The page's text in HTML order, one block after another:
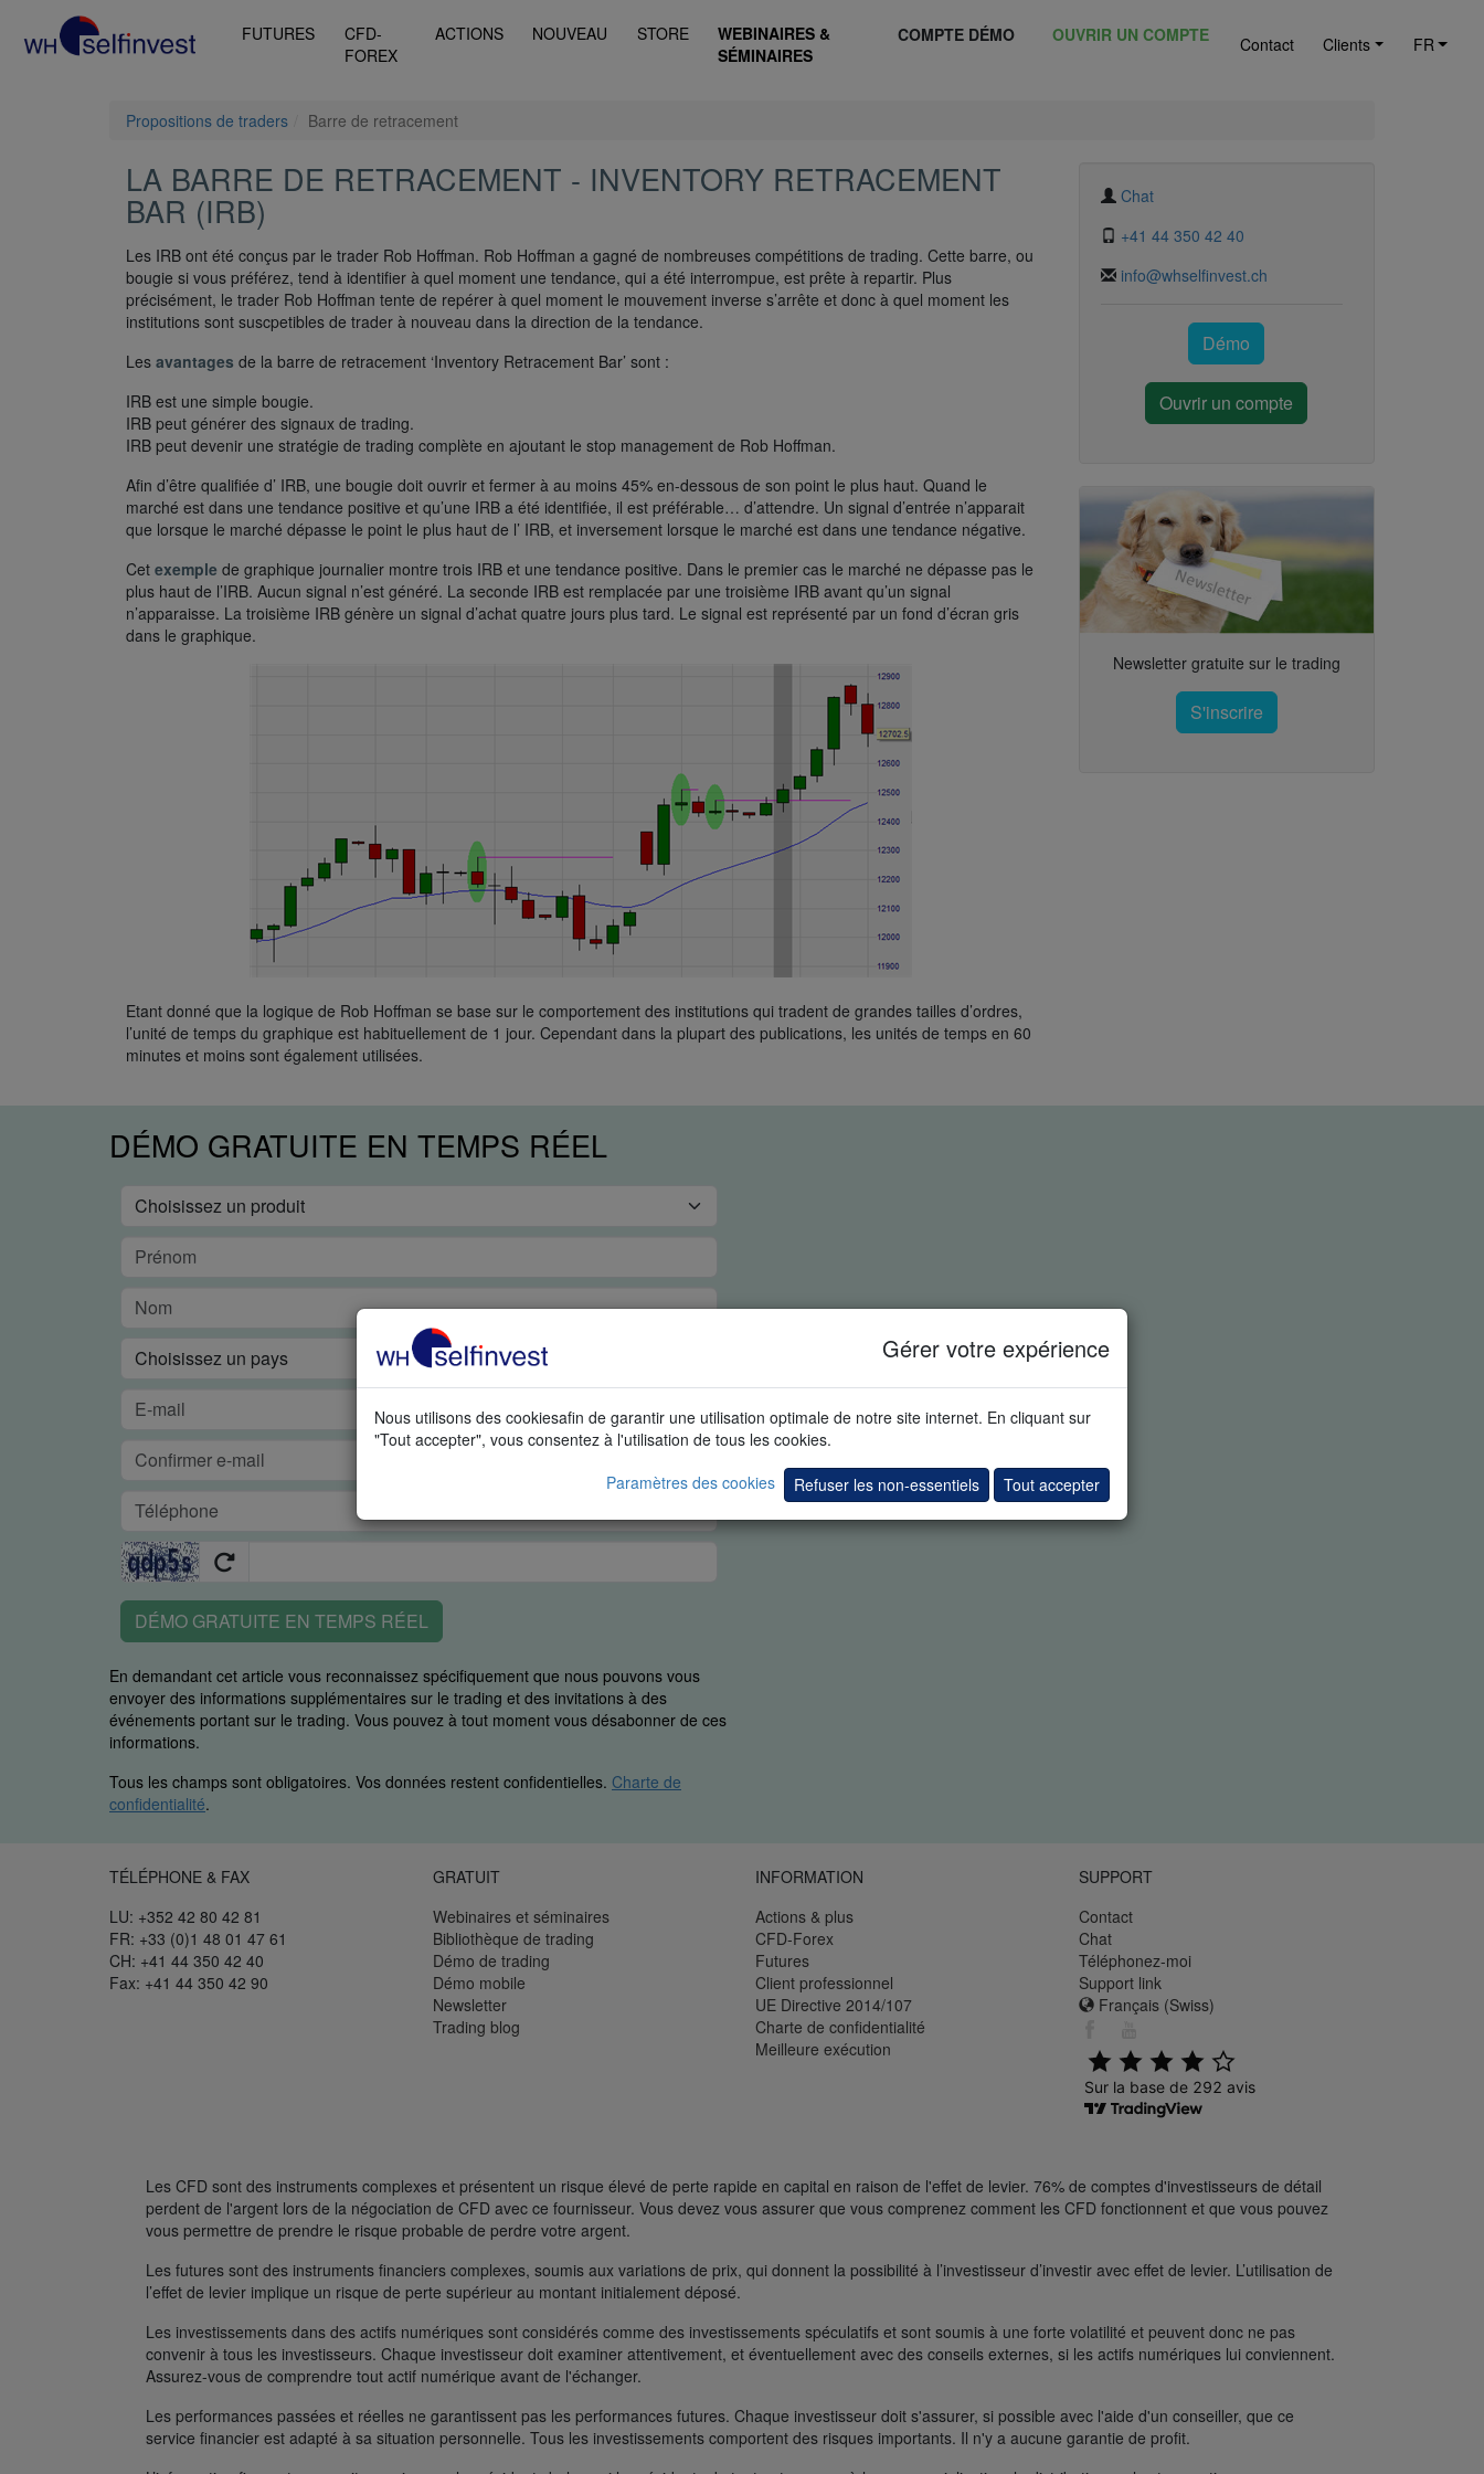
FUTURES
CFD-
FOREX
ACTIONS NOUVEAU STORE
WEBINAIRES &
SÉMINAIRES
COMPTE DÉMO OUVRIR UN COMPTE Contact Clients FR
Propositions de traders Barre de retracement
Chat
+41 44 350 42 40
info@whselfinvest.ch
Démo
Ouvrir un compte
Newsletter gratuite sur le trading
S'inscrire
LA BARRE DE RETRACEMENT - INVENTORY RETRACEMENT
BAR (IRB)
Les IRB ont été conçus par le trader Rob Hoffman. Rob Hoffman a gagné de nombreuses compétitions de trading. Cette barre, ou
bougie si vous préférez, tend à identifier à quel moment une tendance, qui a été interrompue, est prête à repartir. Plus
précisément, le trader Rob Hoffman tente de repérer à quel moment le mouvement inverse s’arrête et donc à quel moment les
institutions sont suscpetibles de trader à nouveau dans la direction de la tendance.
Les avantages de la barre de retracement ‘Inventory Retracement Bar’ sont :
IRB est une simple bougie.
IRB peut générer des signaux de trading.
IRB peut devenir une stratégie de trading complète en ajoutant le stop management de Rob Hoffman.
Afin d’être qualifiée d’ IRB, une bougie doit ouvrir et fermer à au moins 45% en-dessous de son point le plus haut. Quand le
marché est dans une tendance positive et qu’une IRB a été identifiée, il est préférable… d’attendre. Un signal d’entrée n’apparait
que lorsque le marché dépasse le point le plus haut de l’ IRB, et inversement lorsque le marché est dans une tendance négative.
Cet exemple de graphique journalier montre trois IRB et une tendance positive. Dans le premier cas le marché ne dépasse pas le
plus haut de l’IRB. Aucun signal n’est généré. La seconde IRB est remplacée par une troisième IRB avant qu’un signal
n’apparaisse. La troisième IRB génère un signal d’achat quatre jours plus tard. Le signal est représenté par un fond d’écran gris
dans le graphique.
Etant donné que la logique de Rob Hoffman se base sur le comportement des institutions qui tradent de grandes tailles d’ordres,
l’unité de temps du graphique est habituellement de 1 jour. Cependant dans la plupart des publications, les unités de temps en 60
minutes et moins sont également utilisées.
Gérer votre expérience
Nous utilisons des cookiesafin de garantir une utilisation optimale de notre site internet. En cliquant sur
"Tout accepter", vous consentez à l'utilisation de tous les cookies.
Paramètres des cookies
Refuser les non-essentiels Tout accepter
DÉMO GRATUITE EN TEMPS RÉEL
DÉMO GRATUITE EN TEMPS RÉEL
En demandant cet article vous reconnaissez spécifiquement que nous pouvons vous
envoyer des informations supplémentaires sur le trading et des invitations à des
événements portant sur le trading. Vous pouvez à tout moment vous désabonner de ces
informations.
Tous les champs sont obligatoires. Vos données restent confidentielles. Charte de
confidentialité.
TÉLÉPHONE & FAX
LU: +352 42 80 42 81
FR: +33 (0)1 48 01 47 61
CH: +41 44 350 42 40
Fax: +41 44 350 42 90
GRATUIT
Webinaires et séminaires
Bibliothèque de trading
Démo de trading
Démo mobile
Newsletter
Trading blog
INFORMATION
Actions & plus
CFD-Forex
Futures
Client professionnel
UE Directive 2014/107
Charte de confidentialité
Meilleure exécution
SUPPORT
Contact
Chat
Téléphonez-moi
Support link
Français (Swiss)
Les CFD sont des instruments complexes et présentent un risque élevé de perte rapide en capital en raison de l'effet de levier. 76% de comptes d'investisseurs de détail
perdent de l'argent lors de la négociation de CFD avec ce fournisseur. Vous devez vous assurer que vous comprenez comment les CFD fonctionnent et que vous pouvez
vous permettre de prendre le risque probable de perdre votre argent.
Les futures sont des instruments financiers complexes, soumis aux variations de prix, qui donnent la possibilité à l’investisseur d’investir avec effet de levier. L’utilisation de
l’effet de levier implique un risque de perte supérieur au montant initialement déposé.
Les investissements dans des actifs numériques sont considérés comme des investissements spéculatifs et sont soumis à une forte volatilité et peuvent donc ne pas
convenir à tous les investisseurs. Chaque investisseur doit examiner attentivement, et éventuellement avec des conseils externes, si les actifs numériques lui conviennent.
Assurez-vous de comprendre tout actif numérique avant de l'échanger.
Les performances passées et réelles ne garantissent pas les performances futures. Chaque investisseur doit s'assurer, si possible avec l'aide d'un conseiller, que ce
service financier est adapté à sa situation personnelle. Tous les investissements comportent des risques importants. Il n'y a aucune garantie de profit.